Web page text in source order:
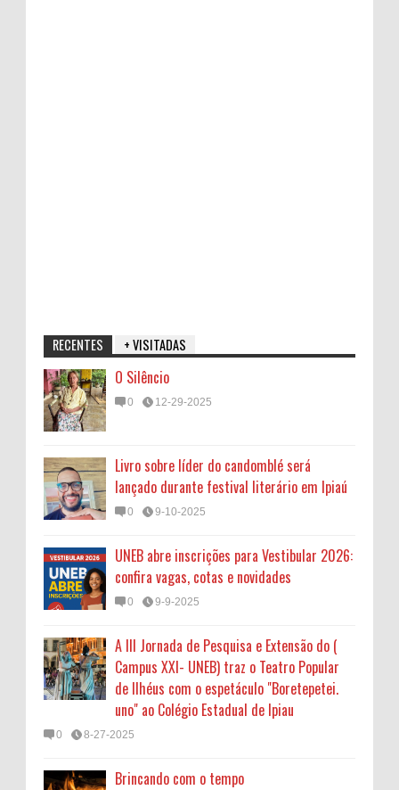
RECENTES + VISITADAS
O Silêncio
0 12-29-2025
Livro sobre líder do candomblé será
lançado durante festival literário em Ipiaú
0 9-10-2025
UNEB abre inscrições para Vestibular 2026:
confira vagas, cotas e novidades
0 9-9-2025
A III Jornada de Pesquisa e Extensão do (
Campus XXI- UNEB) traz o Teatro Popular
de Ilhéus com o espetáculo "Boretepetei.
uno" ao Colégio Estadual de Ipiau
0 8-27-2025
Brincando com o tempo